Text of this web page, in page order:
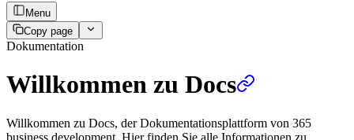
Menu
Copy page
Dokumentation
Willkommen zu Docs
Willkommen zu Docs, der Dokumentationsplattform von 365
business development. Hier finden Sie alle Informationen zu